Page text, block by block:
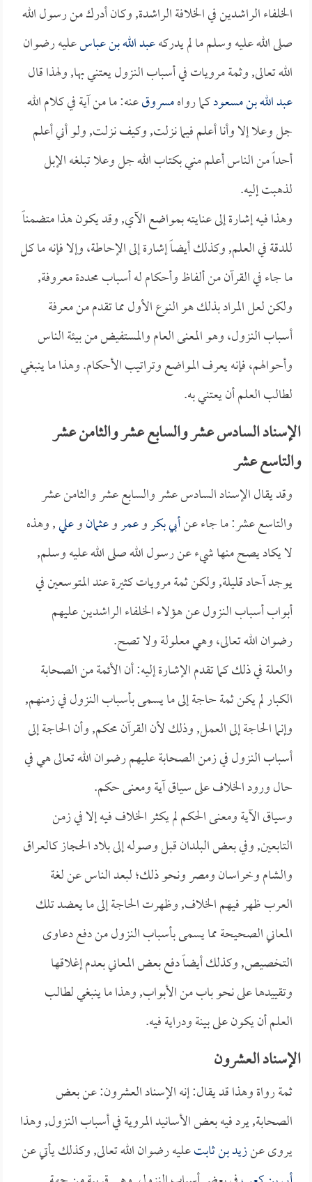
الخلفاء الراشدين في الخلافة الراشدة, وكان أدرك من رسول الله
صلى الله عليه وسلم ما لم يدركهعبد الله بن عباسعليه رضوان
الله تعالى, وثمة مرويات في أسباب النزول يعتني بها, ولهذا قال
عبد الله بن مسعودكما رواهمسروقعنه: ما من آية في كلام الله
جل وعلا إلا وأنا أعلم فيما نزلت, وكيف نزلت, ولو أني أعلم
أحداً من الناس أعلم مني بكتاب الله جل وعلا تبلغه الإبل
لذهبت إليه.
وهذا فيه إشارة إلى عنايته بمواضع الآي, وقد يكون هذا متضمناً
للدقة في العلم, وكذلك أيضاً إشارة إلى الإحاطة، وإلا فإنه ما كل
ما جاء في القرآن من ألفاظ وأحكام له أسباب محددة معروفة,
ولكن لعل المراد بذلك هو النوع الأول مما تقدم من معرفة
أسباب النزول، وهو المعنى العام والمستفيض من بيئة الناس
وأحوالهم، فإنه يعرف المواضع وتراتيب الأحكام. وهذا ما ينبغي
لطالب العلم أن يعتني به.
الإسناد السادس عشر والسابع عشر والثامن عشر
والتاسع عشر
وقد يقال الإسناد السادس عشر والسابع عشر والثامن عشر
والتاسع عشر: ما جاء عنأبي بكروعمروعثمانوعلي, وهذه
لا يكاد يصح منها شيء عن رسول الله صلى الله عليه وسلم,
يوجد آحاد قليلة, ولكن ثمة مرويات كثيرة عند المتوسعين في
أبواب أسباب النزول عن هؤلاء الخلفاء الراشدين عليهم
رضوان الله تعالى، وهي معلولة ولا تصح.
والعلة في ذلك كما تقدم الإشارة إليه: أن الأئمة من الصحابة
الكبار لم يكن ثمة حاجة إلى ما يسمى بأسباب النزول في زمنهم,
وإنما الحاجة إلى العمل, وذلك لأن القرآن محكم, وأن الحاجة إلى
أسباب النزول في زمن الصحابة عليهم رضوان الله تعالى هي في
حال ورود الخلاف على سياق آية ومعنى حكم.
وسياق الآية ومعنى الحكم لم يكثر الخلاف فيه إلا في زمن
التابعين, وفي بعض البلدان قبل وصوله إلى بلاد الحجاز كالعراق
والشام وخراسان ومصر ونحو ذلك؛ لبعد الناس عن لغة
العرب ظهر فيهم الخلاف, وظهرت الحاجة إلى ما يعضد تلك
المعاني الصحيحة مما يسمى بأسباب النزول من دفع دعاوى
التخصيص, وكذلك أيضاً دفع بعض المعاني بعدم إغلاقها
وتقييدها على نحو باب من الأبواب, وهذا ما ينبغي لطالب
العلم أن يكون على بينة ودراية فيه.
الإسناد العشرون
ثمة رواة وهذا قد يقال: إنه الإسناد العشرون: عن بعض
الصحابة, يرد فيه بعض الأسانيد المروية في أسباب النزول, وهذا
يروى عنزيد بن ثابتعليه رضوان الله تعالى, وكذلك يأتي عن